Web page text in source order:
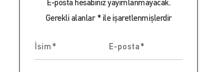
Gerekli alanlar* ile işaretlenmişlerdir